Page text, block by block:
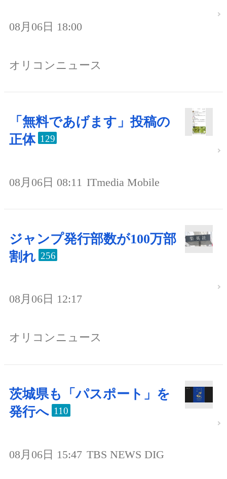
08月06日 18:00
オリコンニュース
「無料であげます」投稿の
正体 129
08月06日 08:11 ITmedia Mobile
ジャンプ発行部数が100万部
割れ 256
08月06日 12:17
オリコンニュース
茨城県も「パスポート」を
発行へ 110
08月06日 15:47 TBS NEWS DIG